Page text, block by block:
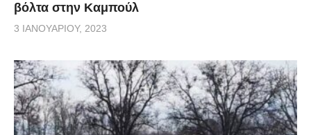
βόλτα στην Καμπούλ
3 ΙΑΝΟΥΑΡΊΟΥ, 2023